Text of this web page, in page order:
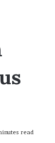
read